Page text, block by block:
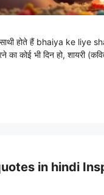
साथी होते हैं bhaiya ke liye
का कोई भी दिन हो, शायरी
in hindi